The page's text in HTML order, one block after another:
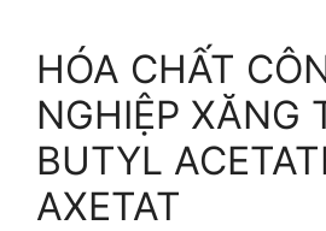
HÓA CHẤT
NGHIỆP XĂNG
BUTYL
AXETAT